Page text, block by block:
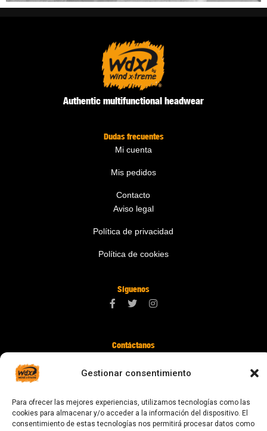
Gestionar consentimiento
Para ofrecer las mejores experiencias, utilizamos tecnologías como las
cookies para almacenar y/o acceder a la información del dispositivo. El
consentimiento de estas tecnologías nos permitirá procesar datos como
Authentic multifunctional headwear
Dudas frecuentes
Mi cuenta
Mis pedidos
Contacto
Aviso legal
Política de privacidad
Política de cookies
Síguenos
Contáctanos
08024 Barcelona